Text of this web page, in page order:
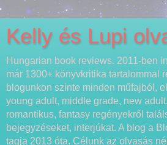
Kelly és Lupi
Hungarian book reviews. 2011-ben
már 1300+ könyvkritika tartalommal
blogunkon szinte minden műfajból,
young adult, middle grade, new
romantikus, fantasy regényekről
bejegyzéseket, interjúkat. A blog a
tagja 2013 óta. Célunk az olvasás